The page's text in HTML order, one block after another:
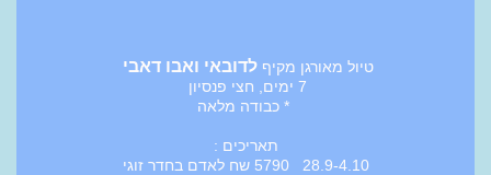
טיול מאורגן מקיףלדובאי ואבו דאבי
7 ימים, חצי פנסיון
* כבודה מלאה
תאריכים :
28.9-4.10 5790 שח לאדם בחדר זוגי